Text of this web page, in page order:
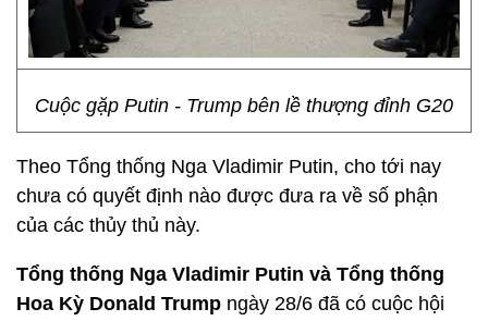
Cuộc gặp Putin - Trump bên lề thượng đỉnh G20
Theo Tổng thống Nga Vladimir Putin, cho tới nay
chưa có quyết định nào được đưa ra về số phận
của các thủy thủ này.
Tổng thống Nga Vladimir Putin và Tổng thống
Hoa Kỳ Donald Trump ngày 28/6 đã có cuộc hội